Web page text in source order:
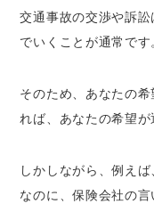
交通事故の交渉や訴
でいくことが通常です
そのため、あなたの
れば、あなたの希望が
しかしながら、例え
なのに、保険会社の